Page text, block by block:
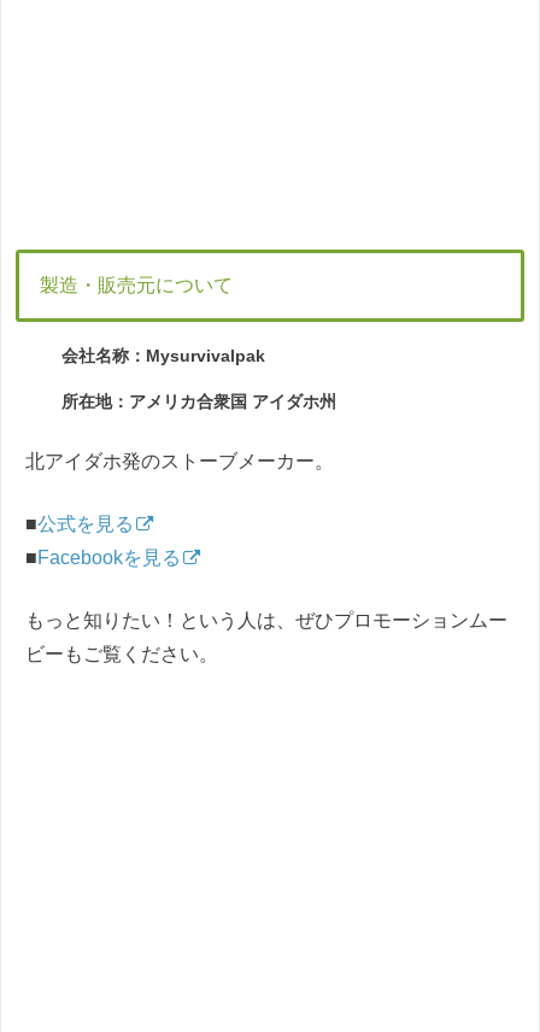
製造・販売元について
会社名称：Mysurvivalpak
所在地：アメリカ合衆国 アイダホ州
北アイダホ発のストーブメーカー。
■公式を見る
■Facebookを見る
もっと知りたい！という人は、ぜひプロモーションムー
ビーもご覧ください。